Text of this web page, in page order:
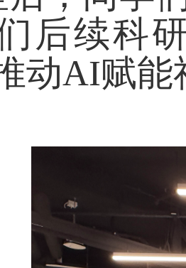
后续科
动AI赋能